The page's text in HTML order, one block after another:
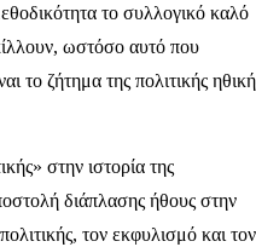
το συλλογικό καλό
ωστόσο αυτό που
το ζήτημα της πολιτικής
στην ιστορία της
διάπλασης ήθους στην
τον εκφυλισμό και τον